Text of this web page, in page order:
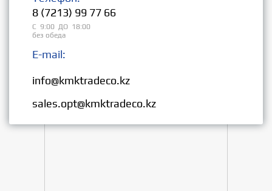
8 (7213) 99 77 66
С 9:00 ДО 18:00
без обеда
E-mail:
info@kmktradeco.kz
sales.opt@kmktradeco.kz